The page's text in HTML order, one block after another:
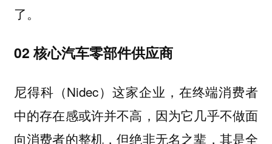
了。
02 核心汽车零部件供应商
尼得科（Nidec）这家企业，在终端消费者
中的存在感或许并不高，因为它几乎不做面
向消费者的整机，但绝非无名之辈，其是全